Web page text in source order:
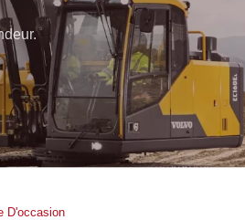
D'occasion